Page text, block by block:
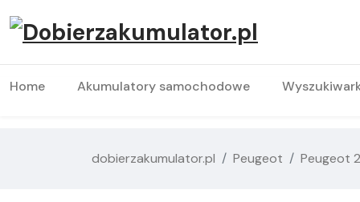
Home Akumulatory samochodowe
dobierzakumulator.pl Peugeot Peugeot